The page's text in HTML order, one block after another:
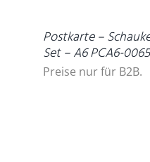
Postkarte –
Set – A6 PCA6-0065
Preise nur für B2B.